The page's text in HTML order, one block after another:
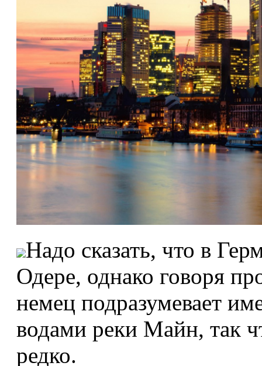
Надо сказать, что в
Одере, однако говоря
немец подразумевает
водами реки Майн, так
редко.